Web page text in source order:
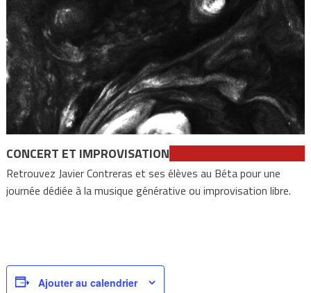
CONCERT ET IMPROVISATION
Retrouvez Javier Contreras et ses élèves au Béta pour une
journée dédiée à la musique générative ou improvisation libre.
Ajouter au calendrier